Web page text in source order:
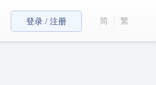
登录 / 注册 简 繁